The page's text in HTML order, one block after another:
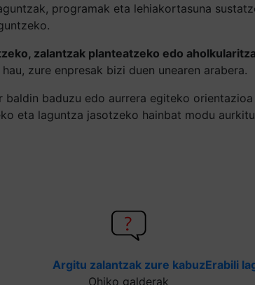
programak eta lehiakortasuna
zalantzak planteatzeko edo
zure enpresak bizi duen unearen arabera.
baldin baduzu edo aurrera egiteko
eta laguntza jasotzeko hainbat modu
Argitu zalantzak zure kabuz
Ohiko galderak
Erabili